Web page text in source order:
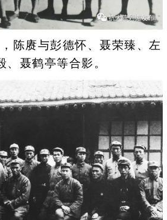
陈赓与彭德怀、聂荣臻、左
、聂鹤亭等合影。